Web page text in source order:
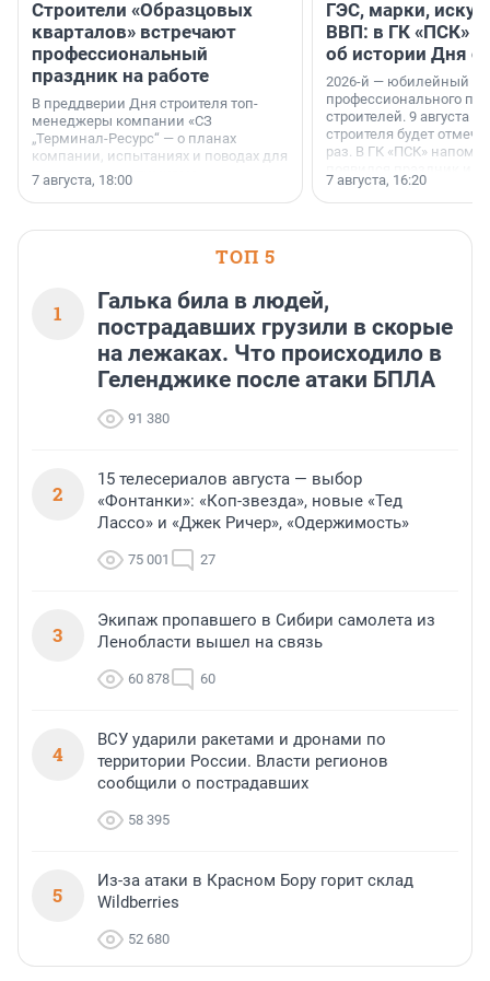
Строители «Образцовых
кварталов» встречают
профессиональный
праздник на работе
В преддверии Дня строителя топ-
менеджеры компании «СЗ
„Терминал-Ресурс“ — о планах
компании, испытаниях и поводах для
осторожного оптимизма.
7 августа, 18:00
ГЭС, марки,
ВВП: в ГК «ПСК»
об истории Дня
2026-й — юбилейный
профессионального
строителей. 9 августа
строителя будет
раз. В ГК «ПСК»
поменялась роль
7 августа, 16:20
ТОП 5
1
Галька била в людей,
пострадавших грузили в скорые
на лежаках. Что происходило в
Геленджике после атаки БПЛА
91 380
2
15 телесериалов августа — выбор
«Фонтанки»: «Коп-звезда», новые «Тед
Лассо» и «Джек Ричер», «Одержимость»
75 001 27
3
Экипаж пропавшего в Сибири самолета из
Ленобласти вышел на связь
60 878 60
4
ВСУ ударили ракетами и дронами по
территории России. Власти регионов
сообщили о пострадавших
58 395
5
Из-за атаки в Красном Бору горит склад
Wildberries
52 680